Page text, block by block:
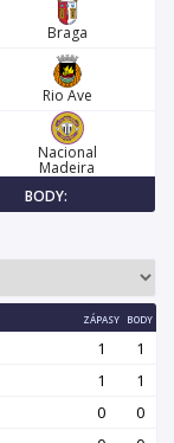
Braga
Rio Ave
Nacional
Madeira
BODY:
ZÁPASY BODY
1
1
1
1
0
0